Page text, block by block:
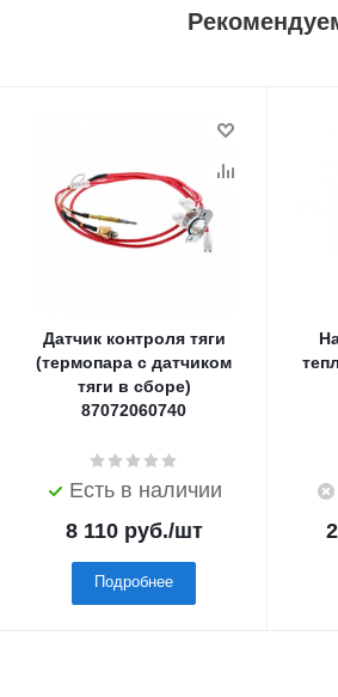
Датчик контроля тяги
(термопара с датчиком
тяги в сборе)
87072060740
Есть в наличии
8 110руб./шт
Подробнее